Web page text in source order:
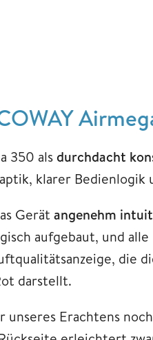
350 als durchdacht
klarer
Gerät angenehm
aufgebaut, und
die
darstellt.
unseres Erachtens